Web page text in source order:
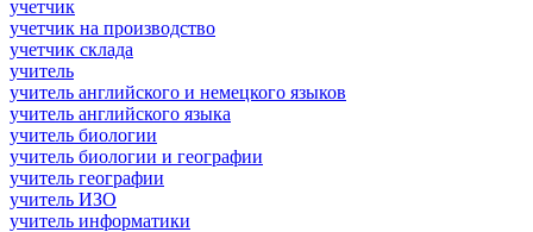
учетчик
учетчик на производство
учетчик склада
учитель
учитель английского и немецкого языков
учитель английского языка
учитель биологии
учитель биологии и географии
учитель географии
учитель ИЗО
учитель информатики